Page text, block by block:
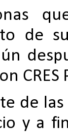
de
CRES
de
y a